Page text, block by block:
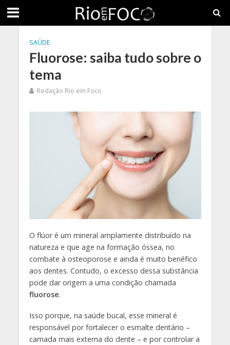
SAÚDE
Fluorose: saiba tudo sobre o
tema
Redação Rio em Foco
O flúor é um mineral amplamente distribuído na
natureza e que age na formação óssea, no
combate à osteoporose e ainda é muito benéfico
aos dentes. Contudo, o excesso dessa substância
pode dar origem a uma condição chamada
fluorose.
Isso porque, na saúde bucal, esse mineral é
responsável por fortalecer o esmalte dentário –
camada mais externa do dente – e por controlar a